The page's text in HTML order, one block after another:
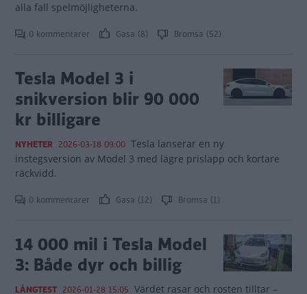
alla fall spelmöjligheterna.
0 kommentarer Gasa (8) Bromsa (52)
Tesla Model 3 i
snikversion blir 90 000
kr billigare
NYHETER 2026-03-18 09:00 Tesla lanserar en ny
instegsversion av Model 3 med lägre prislapp och kortare
räckvidd.
0 kommentarer Gasa (12) Bromsa (1)
14 000 mil i Tesla Model
3: Både dyr och billig
LÅNGTEST 2026-01-28 15:05 Värdet rasar och rosten tilltar –